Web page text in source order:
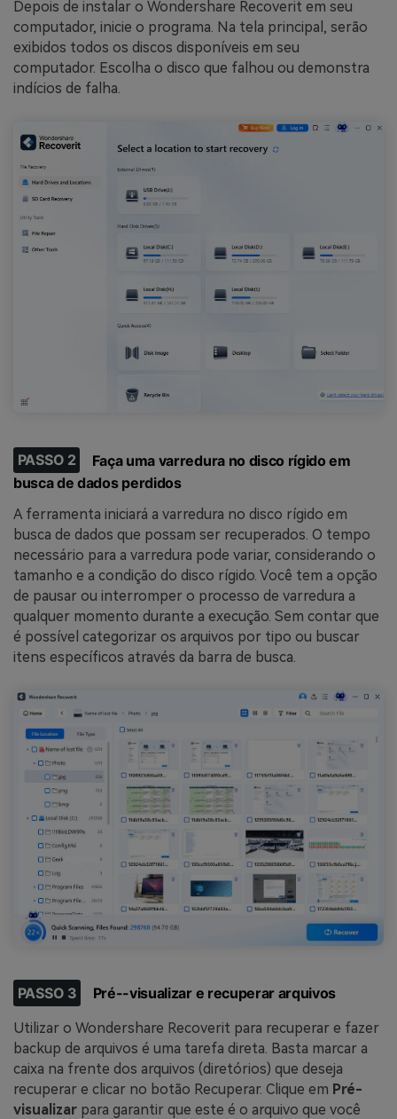
Depois de instalar o Wondershare Recoverit em seu
computador, inicie o programa. Na tela principal, serão
exibidos todos os discos disponíveis em seu
computador. Escolha o disco que falhou ou demonstra
indícios de falha.
PASSO 2
Faça uma varredura no disco rígido em
busca de dados perdidos
A ferramenta iniciará a varredura no disco rígido em
busca de dados que possam ser recuperados. O tempo
necessário para a varredura pode variar, considerando o
tamanho e a condição do disco rígido. Você tem a opção
de pausar ou interromper o processo de varredura a
qualquer momento durante a execução. Sem contar que
é possível categorizar os arquivos por tipo ou buscar
itens específicos através da barra de busca.
PASSO 3 Pré--visualizar e recuperar arquivos
Utilizar o Wondershare Recoverit para recuperar e fazer
backup de arquivos é uma tarefa direta. Basta marcar a
caixa na frente dos arquivos (diretórios) que deseja
recuperar e clicar no botão Recuperar. Clique em Pré-
visualizar para garantir que este é o arquivo que você